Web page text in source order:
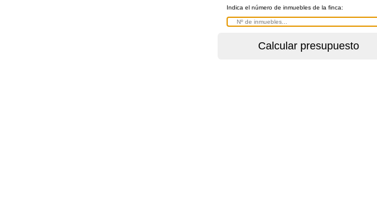
Indica el número de inmuebles de la finca: